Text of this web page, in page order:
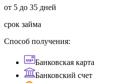
от 5 до 35 дней
срок займа
Способ получения:
Банковская карта
Банковский счет